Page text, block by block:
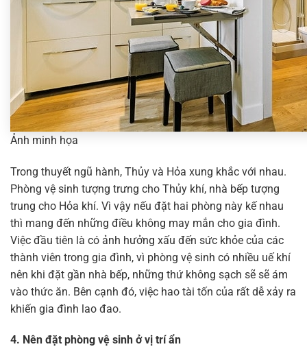
Ảnh minh họa
Trong thuyết ngũ hành, Thủy và Hỏa xung khắc với nhau.
Phòng vệ sinh tượng trưng cho Thủy khí, nhà bếp tượng
trung cho Hỏa khí. Vì vậy nếu đặt hai phòng này kế nhau
thì mang đến những điều không may mắn cho gia đình.
Việc đầu tiên là có ảnh hưởng xấu đến sức khỏe của các
thành viên trong gia đình, vì phòng vệ sinh có nhiều uế khí
nên khi đặt gần nhà bếp, những thứ không sạch sẽ sẽ ám
vào thức ăn. Bên cạnh đó, việc hao tài tốn của rất dễ xảy ra
khiến gia đình lao đao.
4. Nên đặt phòng vệ sinh ở vị trí ẩn